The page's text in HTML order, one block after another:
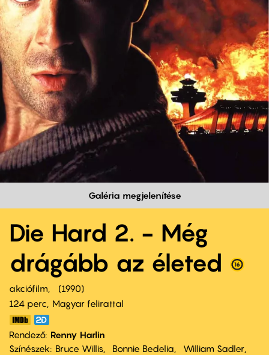
Galéria megjelenítése
Die Hard 2. - Még
drágább az életed
akciófilm
1990
124 perc,
Magyar felirattal
Rendező Renny Harlin
Színészek
Bruce Willis Bonnie Bedelia
William Sadler